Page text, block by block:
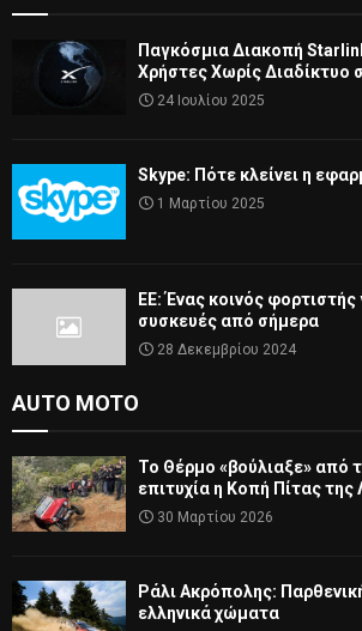
Παγκόσμια Διακοπή
Χρήστες Χωρίς Διαδίκτυο
24 Ιουλίου 2025
Skype: Πότε κλείνει η
1 Μαρτίου 2025
ΕΕ: Ένας κοινός φορτιστής
συσκευές από σήμερα
28 Δεκεμβρίου 2024
AUTO MOTO
Το Θέρμο «βούλιαξε» από
επιτυχία η Κοπή Πίτας της
30 Μαρτίου 2026
Ράλι Ακρόπολης:
ελληνικά χώματα